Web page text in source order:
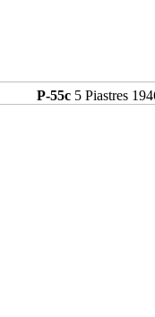
P-55c5 Piastres